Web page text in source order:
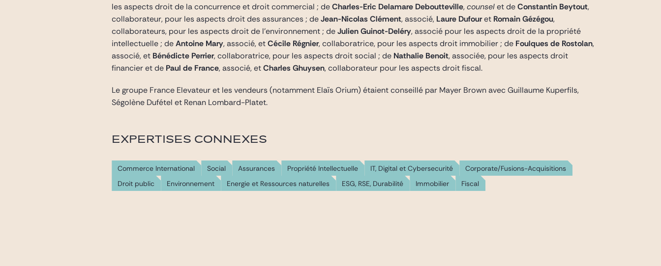
les aspects droit de la concurrence et droit commercial ; deCharles-Eric Delamare Deboutteville,counselet deConstantin Beytout,
collaborateur, pour les aspects droit des assurances ; deJean-Nicolas Clément, associé, Laure Dufouret Romain Gézégou,
collaborateurs, pour les aspects droit de l’environnement ; deJulien Guinot-Deléry, associé pour les aspects droit de la propriété
intellectuelle ; deAntoine Mary, associé, etCécile Régnier, collaboratrice, pour les aspects droit immobilier ; de Foulques de Rostolan,
associé, et Bénédicte Perrier, collaboratrice, pour les aspects droit social ; de Nathalie Benoit, associée, pour les aspects droit
financier et de Paul de France, associé, etCharles Ghuysen, collaborateur pour les aspects droit fiscal.
Le groupe France Elevateur et les vendeurs (notamment Elaïs Orium) étaient conseillé par Mayer Brown avec Guillaume Kuperfils,
Ségolène Dufétel et Renan Lombard-Platet.
EXPERTISES CONNEXES
Commerce International Social Assurances Propriété Intellectuelle IT, Digital et Cybersecurité
Corporate/Fusions-Acquisitions
Droit public
Environnement Energie et Ressources naturelles ESG, RSE, Durabilité Immobilier Fiscal